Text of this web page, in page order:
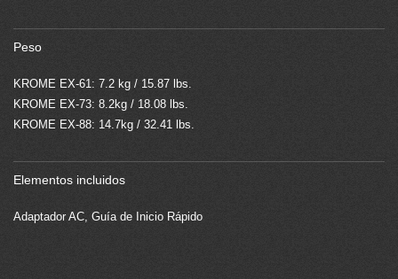
Peso
KROME EX-61: 7.2 kg / 15.87 lbs.
KROME EX-73: 8.2kg / 18.08 lbs.
KROME EX-88: 14.7kg / 32.41 lbs.
Elementos incluidos
Adaptador AC, Guía de Inicio Rápido